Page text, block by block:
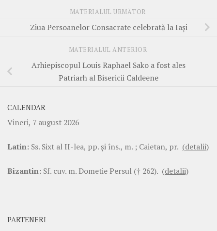
MATERIALUL URMĂTOR
Ziua Persoanelor Consacrate celebrată la Iaşi
MATERIALUL ANTERIOR
Arhiepiscopul Louis Raphael Sako a fost ales
Patriarh al Bisericii Caldeene
CALENDAR
Vineri, 7 august 2026
Latin: Ss. Sixt al II-lea, pp. şi îns., m. ; Caietan, pr. (detalii)
Bizantin: Sf. cuv. m. Dometie Persul († 262). (detalii)
PARTENERI